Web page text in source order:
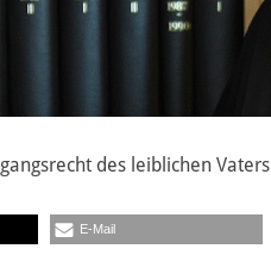
des leiblichen Vaters
E-Mail